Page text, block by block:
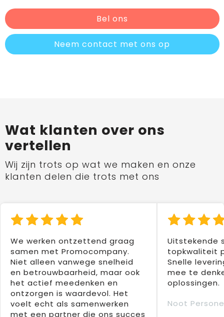
Bel ons
Neem contact met ons op
Wat klanten over ons
vertellen
Wij zijn trots op wat we maken en onze
klanten delen die trots met ons
We werken ontzettend graag
samen met Promocompany.
Niet alleen vanwege snelheid
en betrouwbaarheid, maar ook
het actief meedenken en
ontzorgen is waardevol. Het
voelt echt als samenwerken
met een partner die ons succes
Uitstekende
topkwaliteit
Snelle
mee te
oplossingen.
Noot